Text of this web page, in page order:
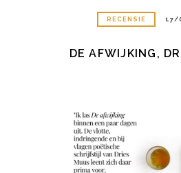
RECENSIE 17/
DE AFWIJKING,